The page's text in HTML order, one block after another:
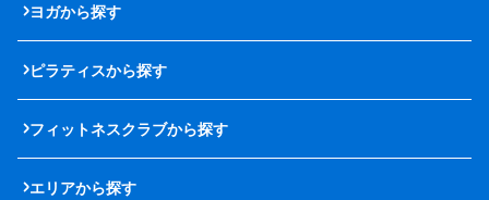
ヨガから探す
ピラティスから探す
フィットネスクラブから探す
エリアから探す